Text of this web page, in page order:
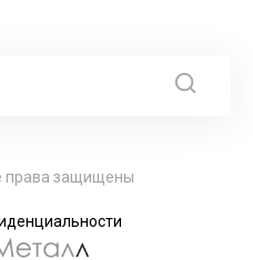
права защищены